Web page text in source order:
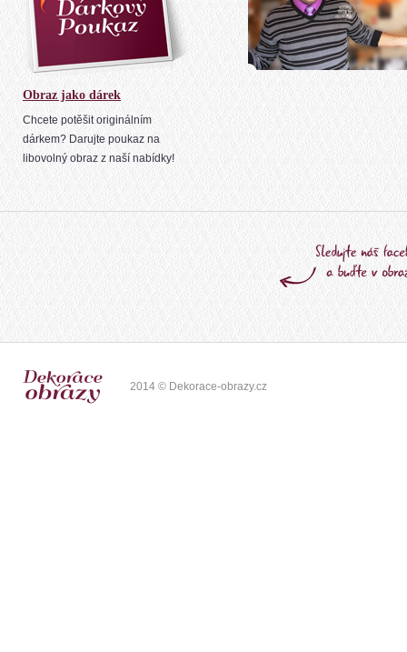
Obraz jako dárek
Chcete potěšit originálním
dárkem? Darujte poukaz na
libovolný obraz z naší nabídky!
2014 © Dekorace-obrazy.cz